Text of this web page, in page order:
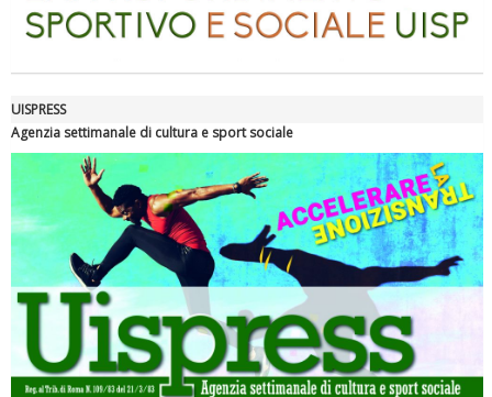
La formazione Uisp rallenta ma prosegue anche in estate
UISPRESS
Agenzia settimanale di cultura e sport sociale